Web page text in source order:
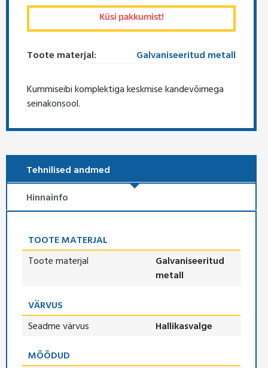
Toote materjal: Galvaniseeritud metall
Kummiseibi komplektiga keskmise kandevõimega
seinakonsool.
Tehnilised andmed
Hinnainfo
TOOTE MATERJAL
Toote materjal
Galvaniseeritud
metall
VÄRVUS
Seadme värvus
Hallikasvalge
MÕÕDUD